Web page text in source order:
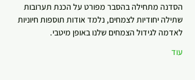
הסדנה מתחילה בהסבר מפורט על הכנת תערובות
שתילה יחודיות לצמחים, נלמד אודות תוספות חיוניות
לאדמה לגידול הצמחים שלנו באופן מיטבי.
עוד